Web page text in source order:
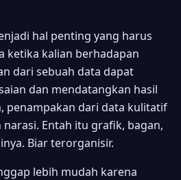
hal penting yang harus
ketika kalian berhadapan
dari sebuah data dapat
dan mendatangkan hasil
penampakan dari data kulitatif
Entah itu grafik, bagan,
Biar terorganisir.
lebih mudah karena